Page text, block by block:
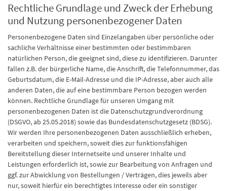
Rechtliche Grundlage und Zweck der Erhebung
und Nutzung personenbezogener Daten
Personenbezogene Daten sind Einzelangaben über persönliche oder
sachliche Verhältnisse einer bestimmten oder bestimmbaren
natürlichen Person, die geeignet sind, diese zu identifizieren. Darunter
fallen z.B. der bürgerliche Name, die Anschrift, die Telefonnummer, das
Geburtsdatum, die E-Mail-Adresse und die IP-Adresse, aber auch alle
anderen Daten, die auf eine bestimmbare Person bezogen werden
können. Rechtliche Grundlage für unseren Umgang mit
personenbezogenen Daten ist die Datenschutzgrundverordnung
(DSGVO, ab 25.05.2018) sowie das Bundesdatenschutzgesetz (BDSG).
Wir werden Ihre personenbezogenen Daten ausschließlich erheben,
verarbeiten und speichern, soweit dies zur funktionsfähigen
Bereitstellung dieser Internetseite und unserer Inhalte und
Leistungen erforderlich ist, sowie zur Bearbeitung von Anfragen und
ggf. zur Abwicklung von Bestellungen / Verträgen, dies jeweils aber
nur, soweit hierfür ein berechtigtes Interesse oder ein sonstiger